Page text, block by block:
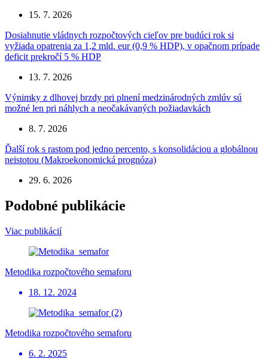
15. 7. 2026
Dosiahnutie vládnych rozpočtových cieľov pre budúci rok si
vyžiada opatrenia za 1,2 mld. eur (0,9 % HDP), v opačnom prípade
deficit prekročí 5 % HDP
13. 7. 2026
Výnimky z dlhovej brzdy pri plnení medzinárodných zmlúv sú
možné len pri náhlych a neočakávaných požiadavkách
8. 7. 2026
Ďalší rok s rastom pod jedno percento, s konsolidáciou a globálnou
neistotou (Makroekonomická prognóza)
29. 6. 2026
Podobné publikácie
Viac publikácií
Metodika rozpočtového semaforu
18. 12. 2024
Metodika rozpočtového semaforu
6. 2. 2025